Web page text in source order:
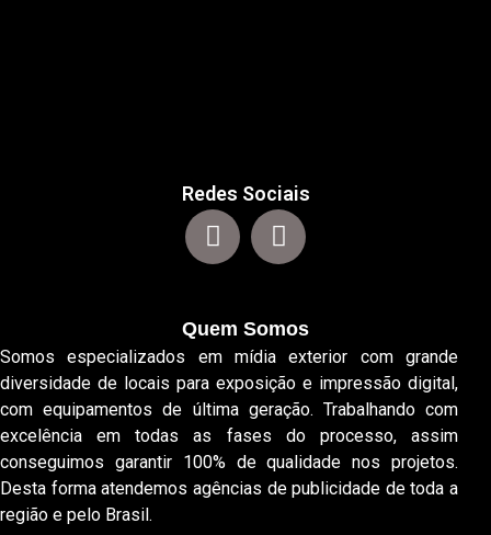
Redes Sociais
Quem Somos
Somos especializados em mídia exterior com grande
diversidade de locais para exposição e impressão digital,
com equipamentos de última geração. Trabalhando com
excelência em todas as fases do processo, assim
conseguimos garantir 100% de qualidade nos projetos.
Desta forma atendemos agências de publicidade de toda a
região e pelo Brasil.